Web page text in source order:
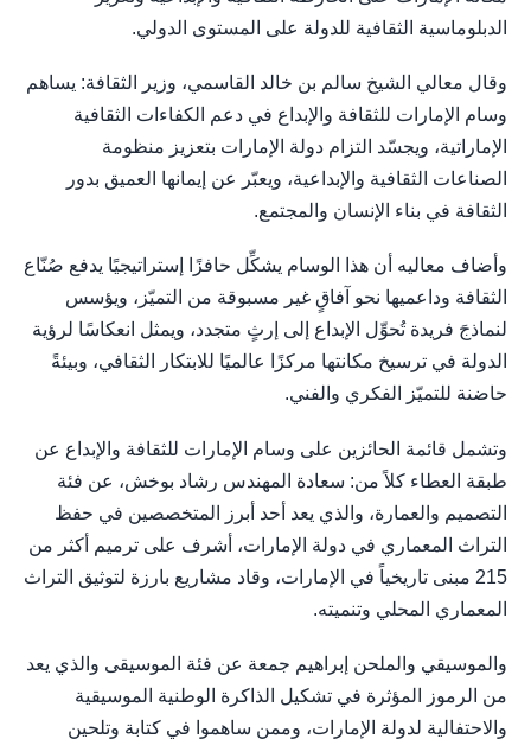
الدبلوماسية الثقافية للدولة على المستوى الدولي.
وقال معالي الشيخ سالم بن خالد القاسمي، وزير الثقافة: يساهم
وسام الإمارات للثقافة والإبداع في دعم الكفاءات الثقافية
الإماراتية، ويجسّد التزام دولة الإمارات بتعزيز منظومة
الصناعات الثقافية والإبداعية، ويعبّر عن إيمانها العميق بدور
الثقافة في بناء الإنسان والمجتمع.
وأضاف معاليه أن هذا الوسام يشكِّل حافزًا إستراتيجيًا يدفع صُنّاع
الثقافة وداعميها نحو آفاقٍ غير مسبوقة من التميّز، ويؤسس
لنماذجَ فريدة تُحوِّل الإبداع إلى إرثٍ متجدد، ويمثل انعكاسًا لرؤية
الدولة في ترسيخ مكانتها مركزًا عالميًا للابتكار الثقافي، وبيئةً
حاضنة للتميّز الفكري والفني.
وتشمل قائمة الحائزين على وسام الإمارات للثقافة والإبداع عن
طبقة العطاء كلاً من: سعادة المهندس رشاد بوخش، عن فئة
التصميم والعمارة، والذي يعد أحد أبرز المتخصصين في حفظ
التراث المعماري في دولة الإمارات، أشرف على ترميم أكثر من
215 مبنى تاريخياً في الإمارات، وقاد مشاريع بارزة لتوثيق التراث
المعماري المحلي وتنميته.
والموسيقي والملحن إبراهيم جمعة عن فئة الموسيقى والذي يعد
من الرموز المؤثرة في تشكيل الذاكرة الوطنية الموسيقية
والاحتفالية لدولة الإمارات، وممن ساهموا في كتابة وتلحين